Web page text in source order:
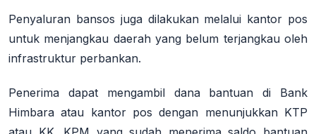
Penyaluran bansos juga dilakukan melalui kantor pos
untuk menjangkau daerah yang belum terjangkau oleh
infrastruktur perbankan.
Penerima dapat mengambil dana bantuan di Bank
Himbara atau kantor pos dengan menunjukkan KTP